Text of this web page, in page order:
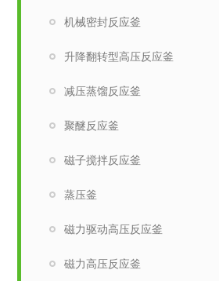
机械密封反应釜
升降翻转型高压反应釜
减压蒸馏反应釜
聚醚反应釜
磁子搅拌反应釜
蒸压釜
磁力驱动高压反应釜
磁力高压反应釜